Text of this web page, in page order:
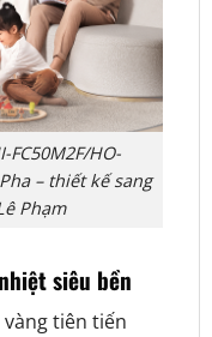
HO-
– thiết kế sang
Phạm
siêu bền
tiên tiến